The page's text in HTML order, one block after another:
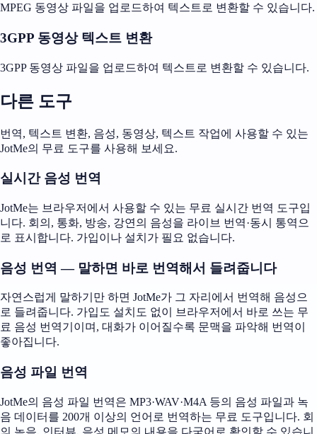
MPEG 동영상 파일을 업로드하여 텍스트로 변환할 수 있습니다.
3GPP 동영상 텍스트 변환
3GPP 동영상 파일을 업로드하여 텍스트로 변환할 수 있습니다.
다른 도구
번역, 텍스트 변환, 음성, 동영상, 텍스트 작업에 사용할 수 있는
JotMe의 무료 도구를 사용해 보세요.
실시간 음성 번역
JotMe는 브라우저에서 사용할 수 있는 무료 실시간 번역 도구입
니다. 회의, 통화, 방송, 강연의 음성을 라이브 번역·동시 통역으
로 표시합니다. 가입이나 설치가 필요 없습니다.
음성 번역 — 말하면 바로 번역해서 들려줍니다
자연스럽게 말하기만 하면 JotMe가 그 자리에서 번역해 음성으
로 들려줍니다. 가입도 설치도 없이 브라우저에서 바로 쓰는 무
료 음성 번역기이며, 대화가 이어질수록 문맥을 파악해 번역이
좋아집니다.
음성 파일 번역
JotMe의 음성 파일 번역은 MP3·WAV·M4A 등의 음성 파일과 녹
음 데이터를 200개 이상의 언어로 번역하는 무료 도구입니다. 회
의 녹음, 인터뷰, 음성 메모의 내용을 다국어로 확인할 수 있습니